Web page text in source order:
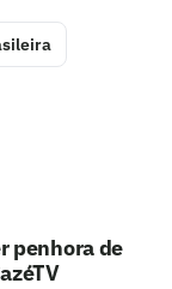
penhora de